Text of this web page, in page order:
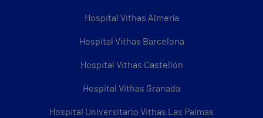
Hospital Vithas Almería
Hospital Vithas Barcelona
Hospital Vithas Castellón
Hospital Vithas Granada
Hospital Universitario Vithas Las Palmas